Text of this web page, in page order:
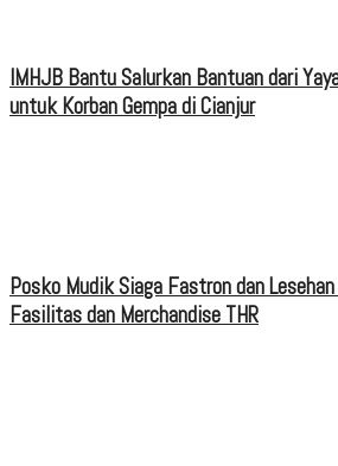
IMHJB Bantu Salurkan Bantuan dari
untuk Korban Gempa di Cianjur
Posko Mudik Siaga Fastron dan
Fasilitas dan Merchandise THR